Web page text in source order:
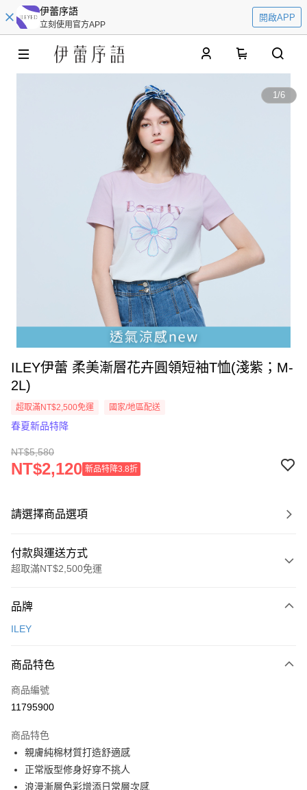
伊蕾序語
立刻使用官方APP
開啟APP
1/6
ILEY伊蕾 柔美漸層花卉圓領短袖T恤(淺紫；M-
2L)
超取滿NT$2,500免運 國家/地區配送
春夏新品特降
NT$5,580
NT$2,120 新品特降3.8折
請選擇商品選項
付款與運送方式
超取滿NT$2,500免運
信用卡一次付款
3 期 0 利率 每期
合作金庫商業銀行
上海商業儲蓄銀行
臺灣中小企業銀行
匯豐（台灣）商業銀行
聯邦商業銀行
元大商業銀行
超商取貨付款
LINE Pay
Apple Pay
街口支付
品牌
ILEY
商品特色
商品編號
11795900
商品特色
親膚純棉材質打造舒適感
正常版型修身好穿不挑人
浪漫漸層色彩增添日常層次感